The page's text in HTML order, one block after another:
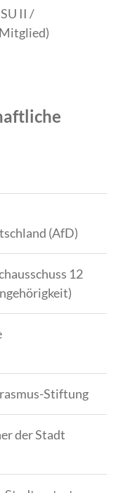
II /
(AfD)
12
Stiftung
der Stadt